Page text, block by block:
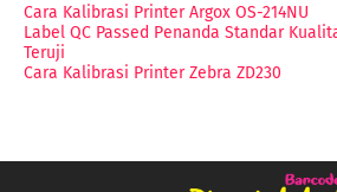
Cara Kalibrasi Printer Argox OS-214NU
Label QC Passed Penanda Standar
Teruji
Cara Kalibrasi Printer Zebra ZD230